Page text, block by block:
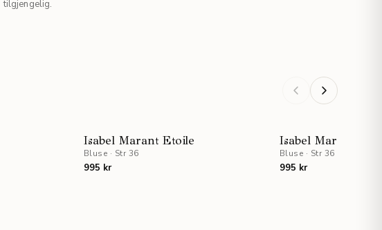
tilgjengelig.
Isabel Marant Etoile
Bluse · Str 36
995 kr
Isabel Marant
Bluse · Str 36
995 kr